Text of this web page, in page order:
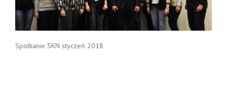
Spotkanie SKN styczeń 2018